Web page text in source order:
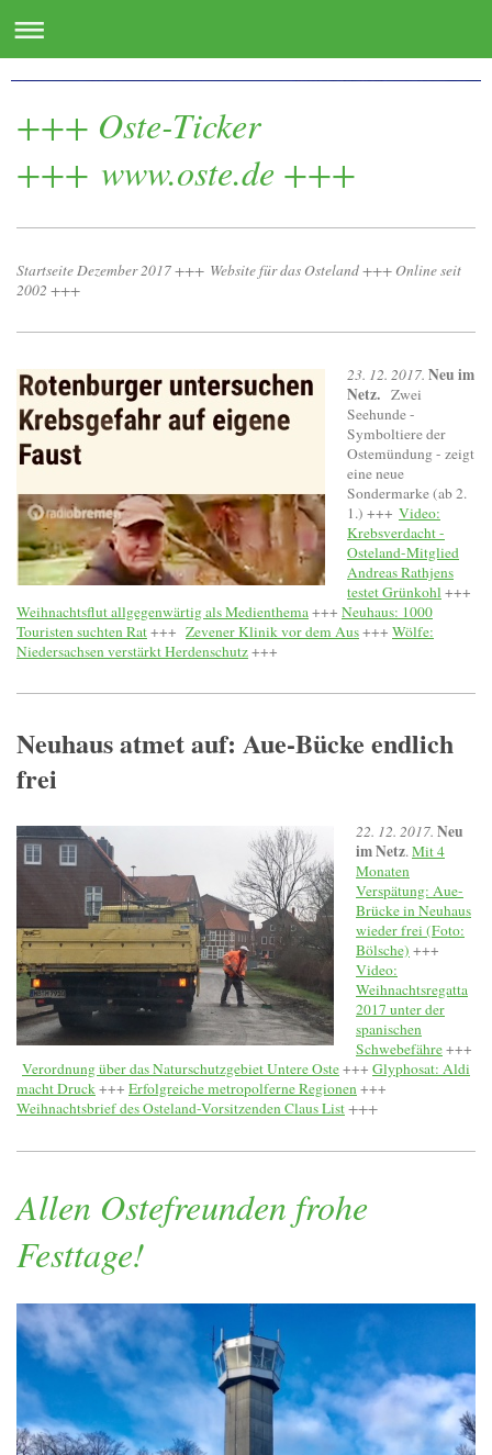
+++ Oste-Ticker
+++ www.oste.de +++
Startseite Dezember 2017 +++ Website für das Osteland +++ Online seit
2002 +++
23. 12. 2017. Neu im
Netz. Zwei
Seehunde -
Symboltiere der
Ostemündung - zeigt
eine neue
Sondermarke (ab 2.
1.) +++ Video:
Krebsverdacht -
Osteland-Mitglied
Andreas Rathjens
testet Grünkohl +++
Weihnachtsflut allgegenwärtig als Medienthema+++ Neuhaus: 1000
Touristen suchten Rat+++ Zevener Klinik vor dem Aus+++ Wölfe:
Niedersachsen verstärkt Herdenschutz+++
Neuhaus atmet auf: Aue-Bücke endlich
frei
22. 12. 2017. Neu
im Netz.Mit 4
Monaten
Verspätung: Aue-
Brücke in Neuhaus
wieder frei (Foto:
Bölsche) +++
Video:
Weihnachtsregatta
2017 unter der
spanischen
Schwebefähre+++
Verordnung über das Naturschutzgebiet Untere Oste+++ Glyphosat: Aldi
macht Druck+++ Erfolgreiche metropolferne Regionen+++
Weihnachtsbrief des Osteland-Vorsitzenden Claus List+++
Allen Ostefreunden frohe
Festtage!